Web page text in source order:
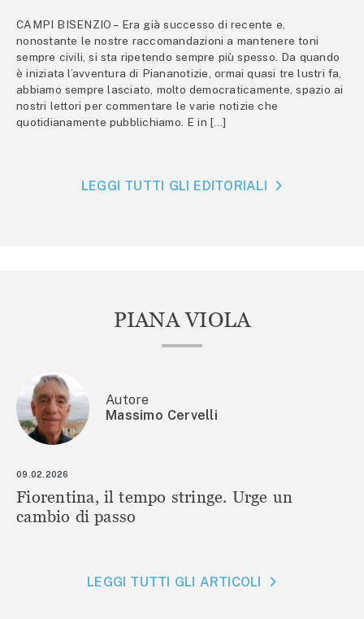
CAMPI BISENZIO – Era già successo di recente e,
nonostante le nostre raccomandazioni a mantenere toni
sempre civili, si sta ripetendo sempre più spesso. Da quando
è iniziata l’avventura di Piananotizie, ormai quasi tre lustri fa,
abbiamo sempre lasciato, molto democraticamente, spazio ai
nostri lettori per commentare le varie notizie che
quotidianamente pubblichiamo. E in […]
LEGGI TUTTI GLI EDITORIALI
PIANA VIOLA
Autore
Massimo Cervelli
09.02.2026
Fiorentina, il tempo stringe. Urge un
cambio di passo
LEGGI TUTTI GLI ARTICOLI